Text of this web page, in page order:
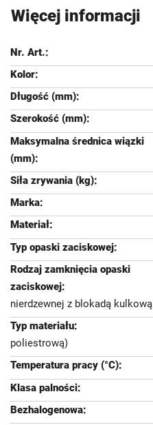
Więcej informacji
nierdzewnej z blokadą kulkową
poliestrową)